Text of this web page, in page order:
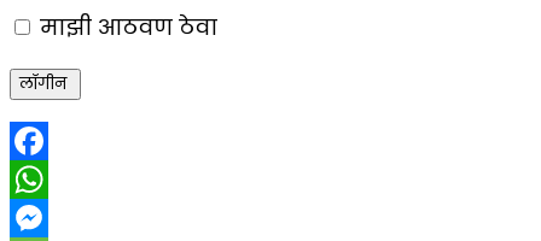
माझी आठवण ठेवा
Facebook
WhatsApp